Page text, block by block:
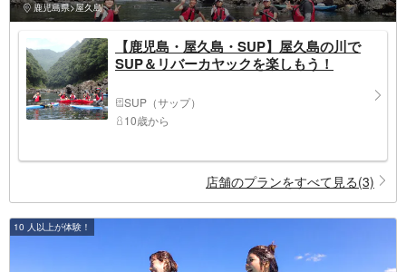
鹿児島県>屋久島
【鹿児島・屋久島・SUP】屋久島の川で
SUP＆リバーカヤックを楽しもう！
SUP（サップ）
10歳から
店舗のプランをすべて見る(3)
10 人以上が体験！